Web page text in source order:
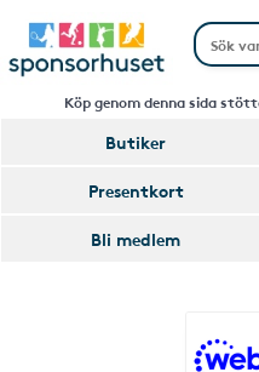
Köp genom denna sida
Butiker
Presentkort
Bli medlem